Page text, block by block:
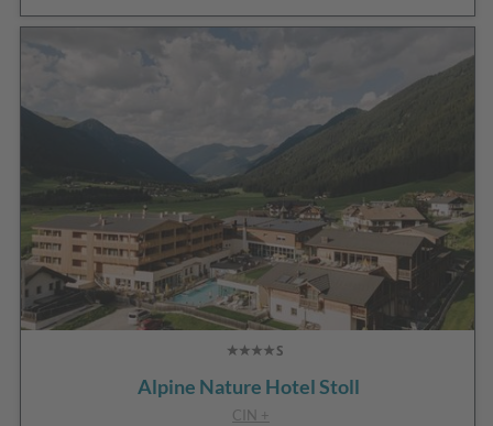
Alpine Nature Hotel Stoll
CIN +